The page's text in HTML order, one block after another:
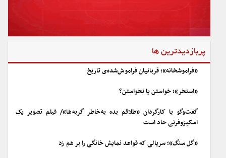
پربازدیدترین ها
«فراموشخانه»؛ قربانیان فراموش‌شده‌ی تاریخ
«استخر»؛ خواستن یا نخواستن؟
گفت‌وگو با کارگردان «طلاقم بده به خاطر گربه ها»/ فیلم تصویر یک
اسکیزوفرنی حاد است
«گل سنگ»؛ سریالی که قواعد نمایش خانگی را بر هم زد